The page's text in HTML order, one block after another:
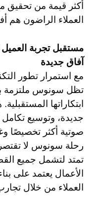
أكثر قيمة من تحقيق
العملاء الراضون هم
مستقبل تجربة
آفاق جديدة
مع استمرار تطور
تظل سونوس ملتزمة
ابتكاراتها
جديدة، وتوسيع
صوتية أكثر تخصيصًا
رحلة سونوس لا
تمتد لتشمل جميع
الأعمال يعتمد على
العملاء من خلال